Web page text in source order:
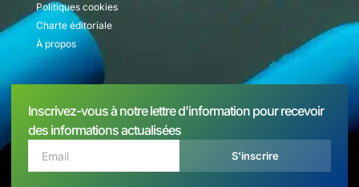
Politiques cookies
Charte éditoriale
À propos
Inscrivez-vous à notre lettre d'information pour recevoir
des informations actualisées
S'inscrire